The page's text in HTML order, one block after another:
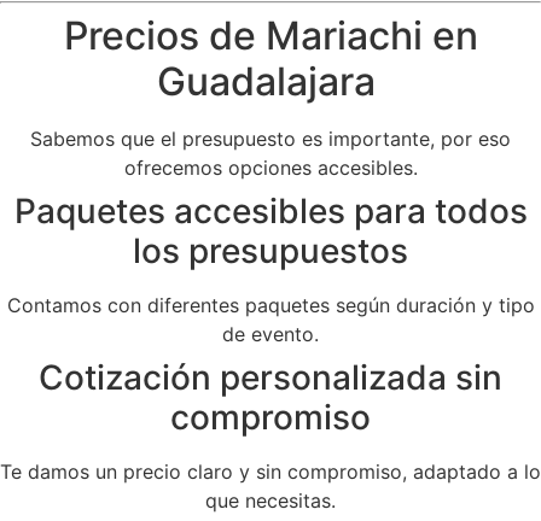
Precios de Mariachi en
Guadalajara
Sabemos que el presupuesto es importante, por eso
ofrecemos opciones accesibles.
Paquetes accesibles para todos
los presupuestos
Contamos con diferentes paquetes según duración y tipo
de evento.
Cotización personalizada sin
compromiso
Te damos un precio claro y sin compromiso, adaptado a lo
que necesitas.